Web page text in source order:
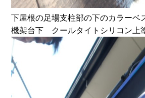
下屋根の足場支柱部の下のカラーベ
機架台下 クールタイトシリコン上